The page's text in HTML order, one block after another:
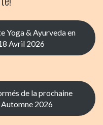
Yoga & Ayurveda en
Avril 2026
de la prochaine
2026